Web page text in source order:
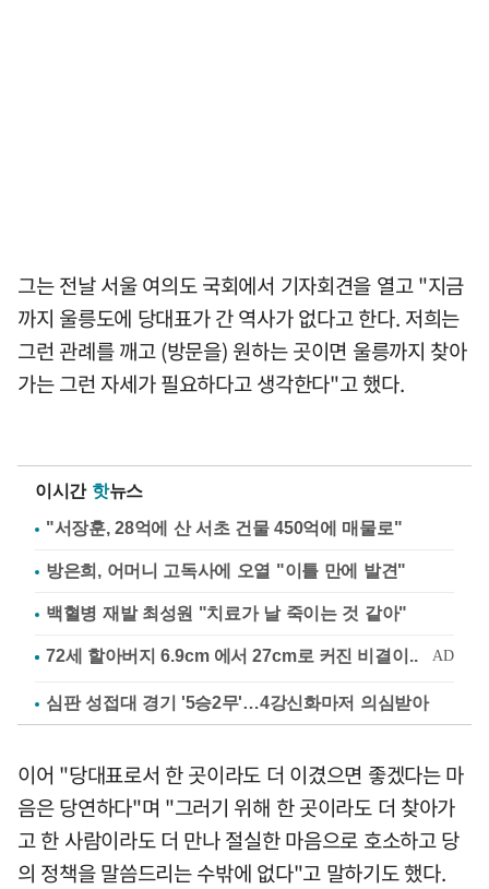
그는 전날 서울 여의도 국회에서 기자회견을 열고 "지금
까지 울릉도에 당대표가 간 역사가 없다고 한다. 저희는
그런 관례를 깨고 (방문을) 원하는 곳이면 울릉까지 찾아
가는 그런 자세가 필요하다고 생각한다"고 했다.
이시간 핫뉴스
"서장훈, 28억에 산 서초 건물 450억에 매물로"
방은희, 어머니 고독사에 오열 "이틀 만에 발견"
백혈병 재발 최성원 "치료가 날 죽이는 것 같아"
심판 성접대 경기 '5승2무'…4강신화마저 의심받아
이어 "당대표로서 한 곳이라도 더 이겼으면 좋겠다는 마
음은 당연하다"며 "그러기 위해 한 곳이라도 더 찾아가
고 한 사람이라도 더 만나 절실한 마음으로 호소하고 당
의 정책을 말씀드리는 수밖에 없다"고 말하기도 했다.